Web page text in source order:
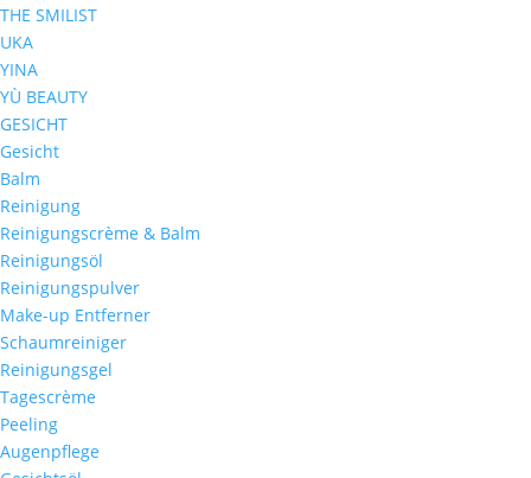
THE SMILIST
UKA
YINA
YÙ BEAUTY
GESICHT
Gesicht
Balm
Reinigung
Reinigungscrème & Balm
Reinigungsöl
Reinigungspulver
Make-up Entferner
Schaumreiniger
Reinigungsgel
Tagescrème
Peeling
Augenpflege